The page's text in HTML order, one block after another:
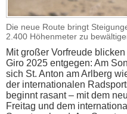
Die neue Route bringt
2.400 Höhenmeter zu
Mit großer Vorfreude
Giro 2025 entgegen: Am
sich St. Anton am Arlberg
der internationalen
beginnt rasant – mit dem
Freitag und dem